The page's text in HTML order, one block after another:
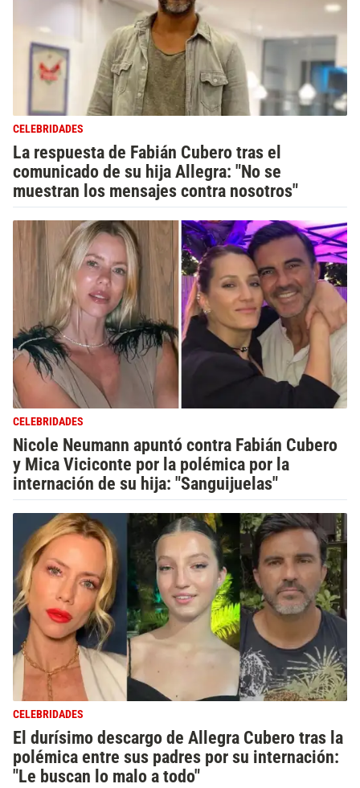
CELEBRIDADES
La respuesta de Fabián Cubero tras el
comunicado de su hija Allegra: "No se
muestran los mensajes contra nosotros"
CELEBRIDADES
Nicole Neumann apuntó contra Fabián Cubero
y Mica Viciconte por la polémica por la
internación de su hija: "Sanguijuelas"
CELEBRIDADES
El durísimo descargo de Allegra Cubero tras la
polémica entre sus padres por su internación:
"Le buscan lo malo a todo"